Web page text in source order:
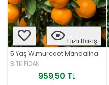
Hızlı Bakış
5 Yaş W.murcoot Mandalina
BİTKİFİDAN
959,50 TL